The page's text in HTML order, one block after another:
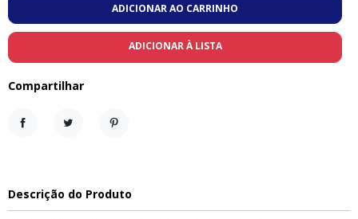
ADICIONAR AO CARRINHO
ADICIONAR À LISTA
Compartilhar
Descrição do Produto